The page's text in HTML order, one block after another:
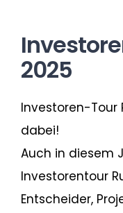
2025
Investoren-Tour
dabei!
Auch in diesem
Investorentour
Entscheider,